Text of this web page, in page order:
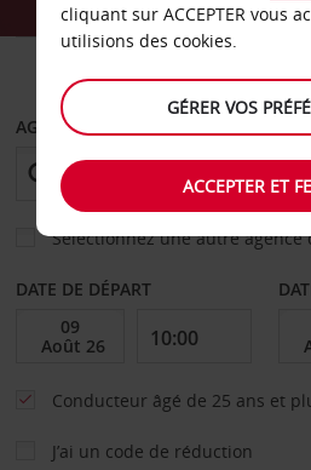
AGENCE DE DÉPART
Sélectionnez une autre agence
DATE DE DÉPART
Conducteur âgé de 25 ans et
J’ai un code de réduction
cliquant sur ACCEPTER vous
utilisions des cookies.
GÉRER VOS
ACCEPTER ET